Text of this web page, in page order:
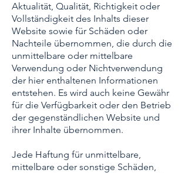
Aktualität, Qualität, Richtigkeit oder
Vollständigkeit des Inhalts dieser
Website sowie für Schäden oder
Nachteile übernommen, die durch die
unmittelbare oder mittelbare
Verwendung oder Nichtverwendung
der hier enthaltenen Informationen
entstehen. Es wird auch keine Gewähr
für die Verfügbarkeit oder den Betrieb
der gegenständlichen Website und
ihrer Inhalte übernommen.
Jede Haftung für unmittelbare,
mittelbare oder sonstige Schäden,